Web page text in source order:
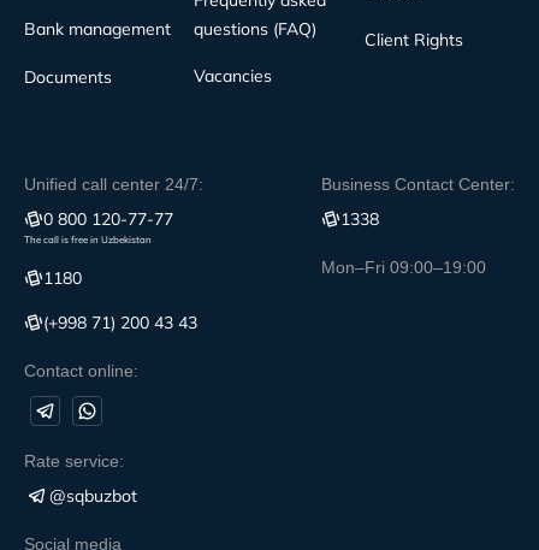
Bank management
Documents
questions (FAQ)
Vacancies
Client Rights
Unified call center 24/7:
0 800 120-77-77
The call is free in Uzbekistan
1180
(+998 71) 200 43 43
Contact online:
Business Contact Center:
1338
Mon–Fri 09:00–19:00
Rate service:
@sqbuzbot
Social media